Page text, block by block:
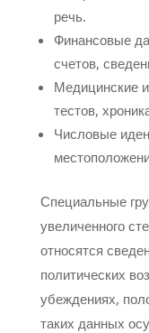
речь.
Финансовые
счетов,
Медицинские
тестов,
Числовые
Специальные
увеличенного
относятся
политических
убеждениях,
таких данных